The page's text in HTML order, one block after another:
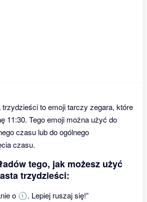
to emoji tarczy zegara, które
11:30. Tego emoji można użyć do
czasu lub do ogólnego
czasu.
tego, jak możesz użyć
trzydzieści:
o 🕦. Lepiej ruszaj się!”